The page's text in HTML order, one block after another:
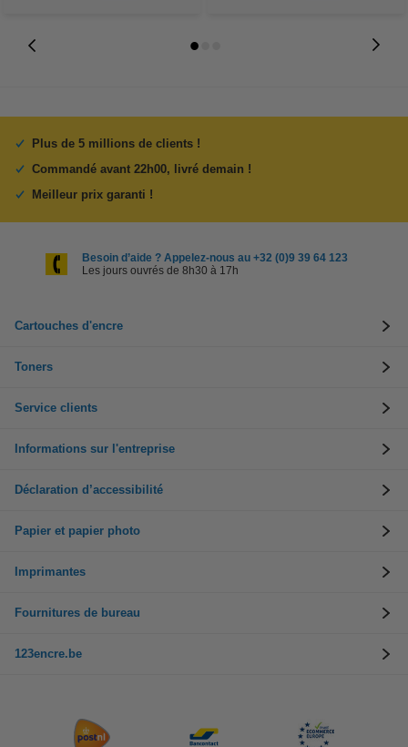
Plus de 5 millions de clients !
Commandé avant 22h00, livré demain !
Meilleur prix garanti !
Besoin d’aide ? Appelez-nous au +32 (0)9 39 64 123
Les jours ouvrés de 8h30 à 17h
Cartouches d'encre
Toners
Service clients
Informations sur l'entreprise
Déclaration d’accessibilité
Papier et papier photo
Imprimantes
Fournitures de bureau
123encre.be